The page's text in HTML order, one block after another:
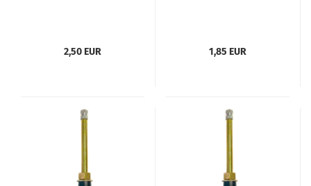
2,50 EUR 1,85 EUR